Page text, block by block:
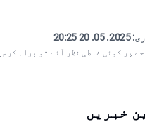
2025. 05. 20 20:25
پر کوئی غلطی نظر آئے تو براہ کرم
خبریں